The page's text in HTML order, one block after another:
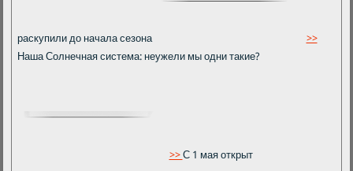
раскупили до начала сезона
>>
Наша Солнечная система: неужели мы одни такие?
>>C 1 мая открыт